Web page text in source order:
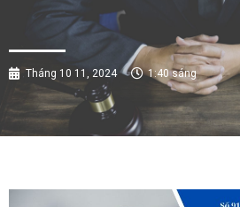
Tháng 10 11, 2024 1:40 sáng